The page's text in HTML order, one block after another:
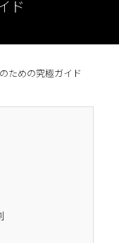
ド
ための究極ガイド